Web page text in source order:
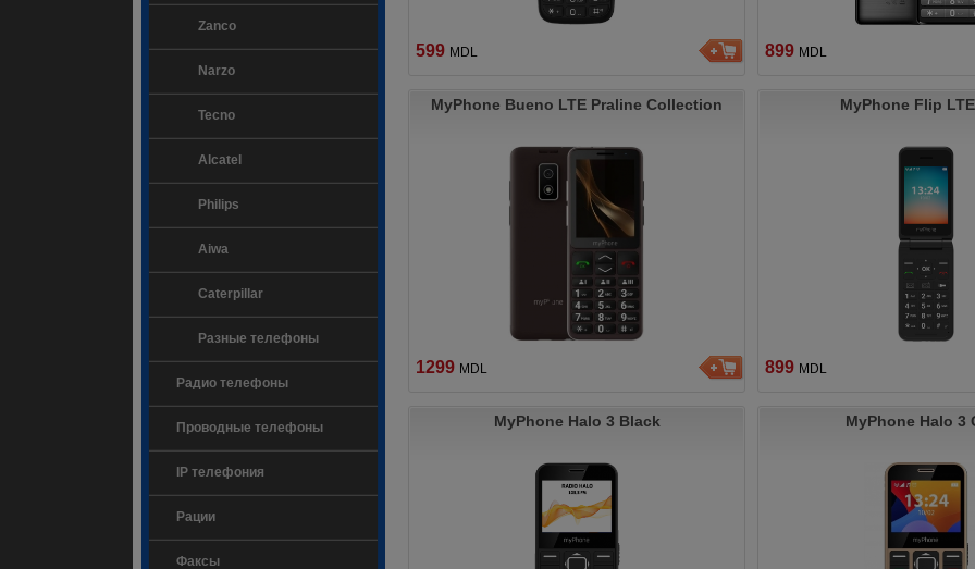
Zanco
Narzo
Tecno
Alcatel
Philips
Aiwa
Caterpillar
Разные телефоны
Радио телефоны
Проводные телефоны
IP телефония
Рации
Факсы
599 MDL 899 MDL
MyPhone Bueno LTE Praline Collection
1299 MDL
MyPhone Flip
899 MDL
MyPhone Halo 3 Black MyPhone Halo 3